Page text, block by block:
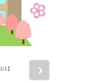
1/1】